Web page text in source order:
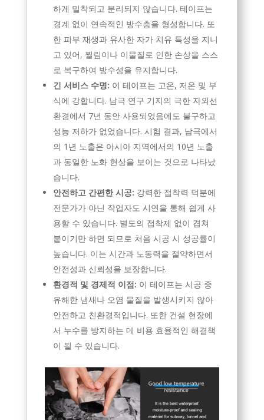
하게 밀착되고 분리되지 않습니다. 테이프는
경계 없이 연속적인 방수층을 형성합니다. 또
한 피부 재생과 유사한 자가 치유 특성을 지니
고 있어, 찔림이나 이물질로 인한 손상을 스스
로 복구하여 방수성을 유지합니다.
긴 서비스 수명: 이 테이프는 고온, 저온 및 부
식에 강합니다. 남극 연구 기지의 극한 자외선
환경에서 7년 동안 사용되었음에도 불구하고
성능 저하가 없었습니다. 시험 결과, 남극에서
의 1년 노출은 아시아 지역에서의 10년 노출
과 동일한 노화 현상을 보이는 것으로 나타났
습니다.
안전하고 간편한 시공: 강력한 접착력 덕분에
전문가가 아닌 작업자도 시연을 통해 쉽게 사
용할 수 있습니다. 별도의 접착제 없이 겹쳐
붙이기만 하면 되므로 처음 시공 시 성공률이
높습니다. 이는 시간과 노동력을 절약하면서
안전성과 신뢰성을 보장합니다.
환경적 및 경제적 이점: 이 테이프는 시공 중
유해한 냄새나 오염 물질을 발생시키지 않아
안전하고 친환경적입니다. 또한 건설 현장에
서 누수를 방지하는 데 비용 효율적인 해결책
이 될 수 있습니다.